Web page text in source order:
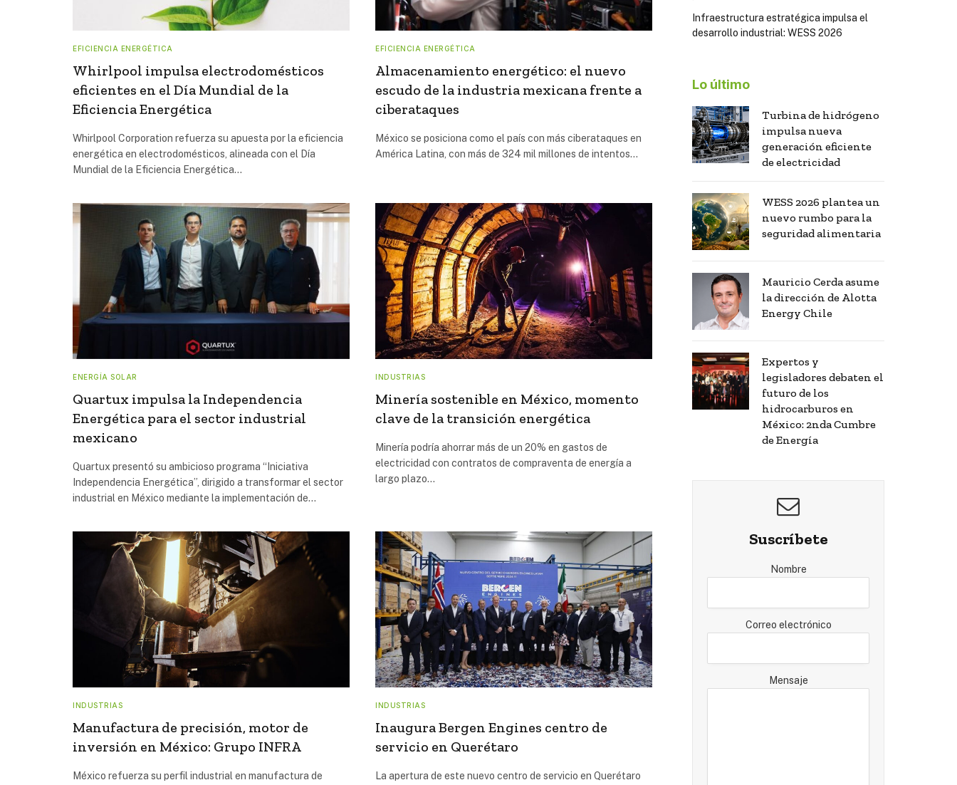
EFICIENCIA ENERGÉTICA
Whirlpool impulsa electrodomésticos
eficientes en el Día Mundial de la
Eficiencia Energética
Whirlpool Corporation refuerza su apuesta por la eficiencia
energética en electrodomésticos, alineada con el Día
Mundial de la Eficiencia Energética…
EFICIENCIA ENERGÉTICA
Almacenamiento energético: el nuevo
escudo de la industria mexicana frente a
ciberataques
México se posiciona como el país con más ciberataques en
América Latina, con más de 324 mil millones de intentos…
ENERGÍA SOLAR
Quartux impulsa la Independencia
Energética para el sector industrial
mexicano
Quartux presentó su ambicioso programa “Iniciativa
Independencia Energética”, dirigido a transformar el sector
industrial en México mediante la implementación de…
INDUSTRIAS
Minería sostenible en México, momento
clave de la transición energética
Minería podría ahorrar más de un 20% en gastos de
electricidad con contratos de compraventa de energía a
largo plazo…
INDUSTRIAS
Manufactura de precisión, motor de
inversión en México: Grupo INFRA
México refuerza su perfil industrial en manufactura de
INDUSTRIAS
Inaugura Bergen Engines centro de
servicio en Querétaro
La apertura de este nuevo centro de servicio en Querétaro
Infraestructura estratégica impulsa el
desarrollo industrial: WESS 2026
Lo último
Turbina de hidrógeno
impulsa nueva
generación eficiente
de electricidad
WESS 2026 plantea un
nuevo rumbo para la
seguridad alimentaria
Mauricio Cerda asume
la dirección de Alotta
Energy Chile
Expertos y
legisladores debaten el
futuro de los
hidrocarburos en
México: 2nda Cumbre
de Energía
Suscríbete
Nombre
Correo electrónico
Mensaje